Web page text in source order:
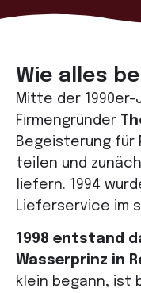
Wie alles
Mitte der
Firmengründer
Begeisterung für
teilen und
liefern. 1994
Lieferservice im
1998 entstand
Wasserprinz in
klein begann, ist